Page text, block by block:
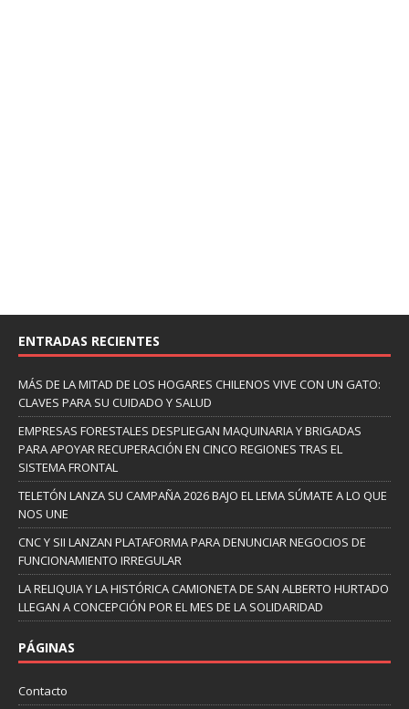
ENTRADAS RECIENTES
MÁS DE LA MITAD DE LOS HOGARES CHILENOS VIVE CON UN GATO:
CLAVES PARA SU CUIDADO Y SALUD
EMPRESAS FORESTALES DESPLIEGAN MAQUINARIA Y BRIGADAS
PARA APOYAR RECUPERACIÓN EN CINCO REGIONES TRAS EL
SISTEMA FRONTAL
TELETÓN LANZA SU CAMPAÑA 2026 BAJO EL LEMA SÚMATE A LO QUE
NOS UNE
CNC Y SII LANZAN PLATAFORMA PARA DENUNCIAR NEGOCIOS DE
FUNCIONAMIENTO IRREGULAR
LA RELIQUIA Y LA HISTÓRICA CAMIONETA DE SAN ALBERTO HURTADO
LLEGAN A CONCEPCIÓN POR EL MES DE LA SOLIDARIDAD
PÁGINAS
Contacto